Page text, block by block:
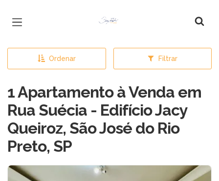
Página inicial
Ordenar Filtrar
1 Apartamento à Venda em
Rua Suécia - Edifício Jacy
Queiroz, São José do Rio
Preto, SP